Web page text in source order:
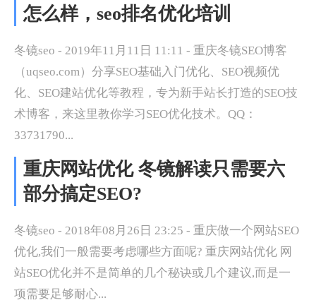
怎么样，seo排名优化培训
冬镜seo - 2019年11月11日 11:11 - 重庆冬镜SEO博客
（uqseo.com）分享SEO基础入门优化、SEO视频优
化、SEO建站优化等教程，专为新手站长打造的SEO技
术博客，来这里教你学习SEO优化技术。QQ：
33731790...
重庆网站优化 冬镜解读只需要六
部分搞定SEO?
冬镜seo - 2018年08月26日 23:25 - 重庆做一个网站SEO
优化,我们一般需要考虑哪些方面呢? 重庆网站优化 网
站SEO优化并不是简单的几个秘诀或几个建议,而是一
项需要足够耐心...